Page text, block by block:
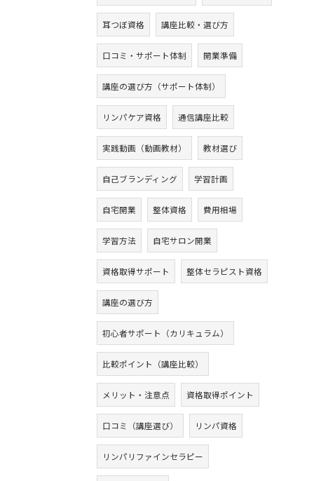
耳つぼ資格 講座比較・選び方
口コミ・サポート体制 開業準備
講座の選び方（サポート体制）
リンパケア資格 通信講座比較
実践動画（動画教材） 教材選び
自己ブランディング 学習計画
自宅開業 整体資格 費用相場
学習方法 自宅サロン開業
資格取得サポート 整体セラピスト資格
講座の選び方
初心者サポート（カリキュラム）
比較ポイント（講座比較）
メリット・注意点 資格取得ポイント
口コミ（講座選び） リンパ資格
リンパリファインセラピー